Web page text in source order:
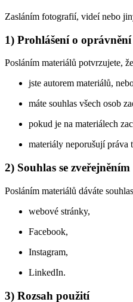
Zasláním fotografií, videí nebo
1) Prohlášení o oprávnění
Posláním materiálů potvrzujete,
jste autorem materiálů,
máte souhlas všech osob
pokud je na materiálech
materiály neporušují práva
2) Souhlas se zveřejněním
Posláním materiálů dáváte
webové stránky,
Facebook,
Instagram,
LinkedIn.
3) Rozsah použití